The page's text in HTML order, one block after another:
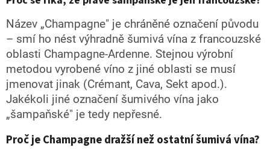
Název „Champagne" je chráněné označení původu
– smí ho nést výhradně šumivá vína z francouzské
oblasti Champagne-Ardenne. Stejnou výrobní
metodou vyrobené víno z jiné oblasti se musí
jmenovat jinak (Crémant, Cava, Sekt apod.).
Jakékoli jiné označení šumivého vína jako
„šampaňské" je tedy nepřesné.
Proč je Champagne dražší než ostatní šumivá vína?